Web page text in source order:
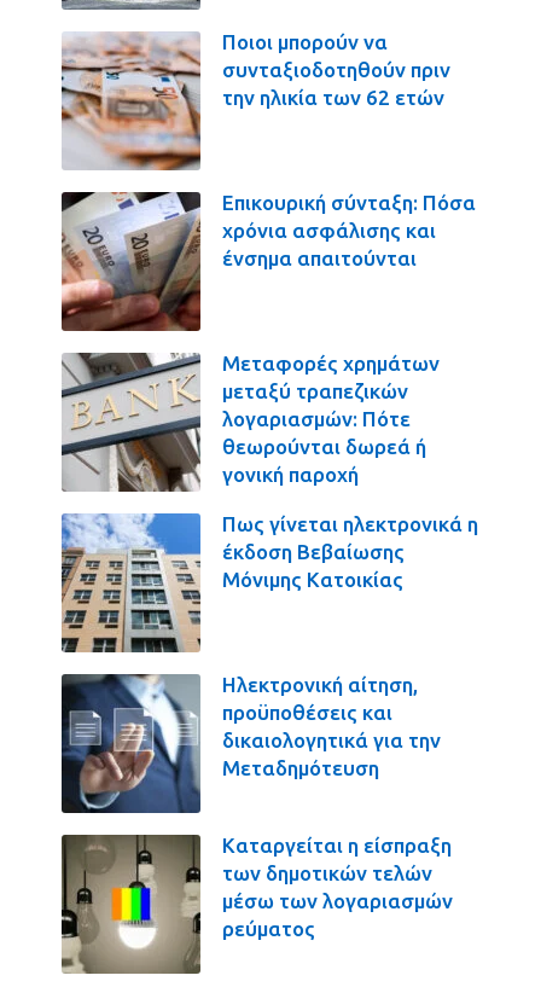
Ποιοι μπορούν να
συνταξιοδοτηθούν πριν
την ηλικία των 62 ετών
Επικουρική σύνταξη: Πόσα
χρόνια ασφάλισης και
ένσημα απαιτούνται
Μεταφορές χρημάτων
μεταξύ τραπεζικών
λογαριασμών: Πότε
θεωρούνται δωρεά ή
γονική παροχή
Πως γίνεται ηλεκτρονικά η
έκδοση Βεβαίωσης
Μόνιμης Κατοικίας
Ηλεκτρονική αίτηση,
προϋποθέσεις και
δικαιολογητικά για την
Μεταδημότευση
Καταργείται η είσπραξη
των δημοτικών τελών
μέσω των λογαριασμών
ρεύματος